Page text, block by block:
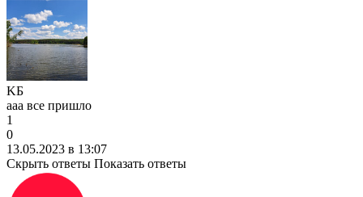
KБ
ааа все пришло
1
0
13.05.2023 в 13:07
Скрыть ответы Показать ответы